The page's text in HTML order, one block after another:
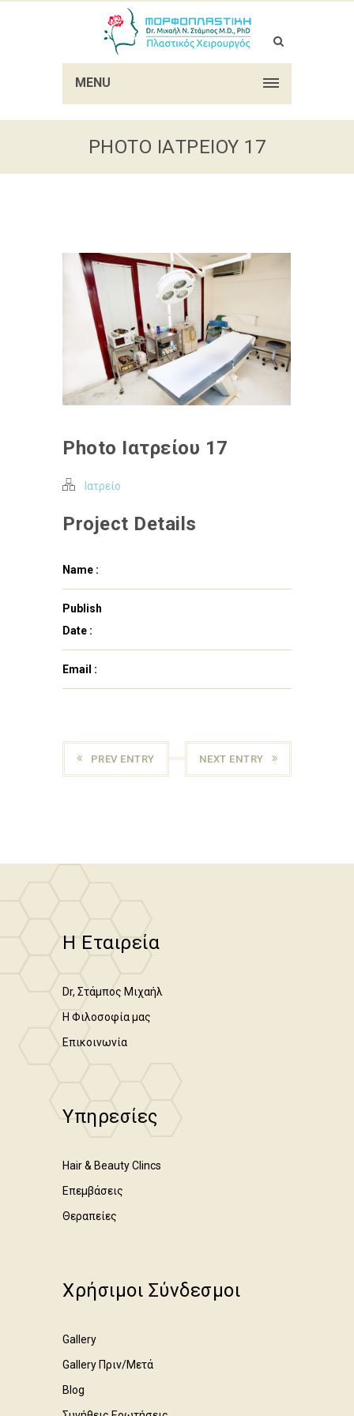
MENU
PHOTO ΙΑΤΡΕΊΟΥ 17
Photo Ιατρείου 17
Ιατρείο
Project Details
Name :
Publish
Date :
Email :
PREV ENTRY NEXT ENTRY
Η Εταιρεία
Dr, Στάμπος Μιχαήλ
Η Φιλοσοφία μας
Επικοινωνία
Υπηρεσίες
Hair & Beauty Clincs
Επεμβάσεις
Θεραπείες
Χρήσιμοι Σύνδεσμοι
Gallery
Gallery Πριν/Μετά
Blog